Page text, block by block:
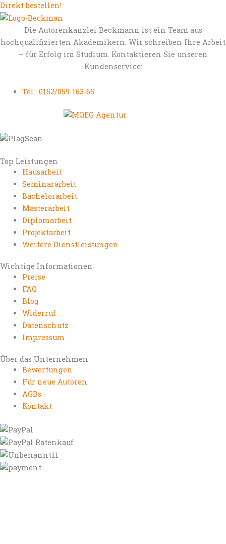
Direkt bestellen!
Die Autorenkanzlei Beckmann ist ein Team aus
hochqualifizierten Akademikern. Wir schreiben Ihre Arbeit
– für Erfolg im Studium. Kontaktieren Sie unseren
Kundenservice:
Tel.: 0152/059-163-65
Top Leistungen
Hausarbeit
Seminararbeit
Bachelorarbeit
Masterarbeit
Diplomarbeit
Projektarbeit
Weitere Dienstleistungen
Wichtige Informationen
Preise
FAQ
Blog
Widerruf
Datenschutz
Impressum
Über das Unternehmen
Bewertungen
Für neue Autoren
AGBs
Kontakt